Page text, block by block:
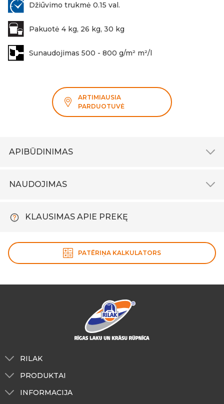
Džiūvimo trukmė 0.15 val.
Pakuotė 4 kg, 26 kg, 30 kg
Sunaudojimas 500 - 800 g/m² m²/l
ARTIMIAUSIA
PARDUOTUVĖ
APIBŪDINIMAS
NAUDOJIMAS
KLAUSIMAS APIE PREKĘ
PATĒRIŅA KALKULATORS
RILAK
Apie musPRODUKTAI
Išorės darbams
INFORMACIJA